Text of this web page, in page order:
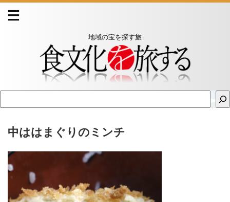
地域の宝を探す旅
中ははまぐりのミンチ